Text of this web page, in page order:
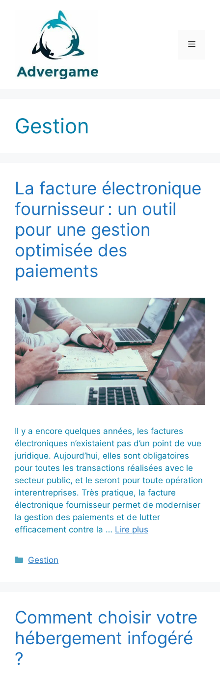
Menu
Gestion
La facture électronique
fournisseur : un outil
pour une gestion
optimisée des
paiements
Il y a encore quelques années, les factures
électroniques n’existaient pas d’un point de vue
juridique. Aujourd’hui, elles sont obligatoires
pour toutes les transactions réalisées avec le
secteur public, et le seront pour toute opération
interentreprises. Très pratique, la facture
électronique fournisseur permet de moderniser
la gestion des paiements et de lutter
efficacement contre la … Lire plus
Catégories
Gestion
Comment choisir votre
hébergement infogéré
?